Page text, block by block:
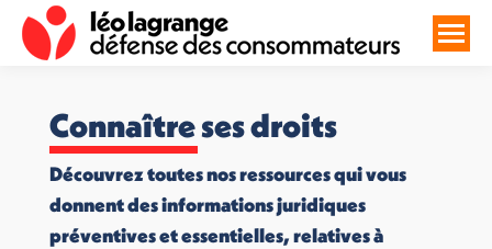
Connaître ses droits
Découvrez toutes nos ressources qui vous
donnent des informations juridiques
préventives et essentielles, relatives à